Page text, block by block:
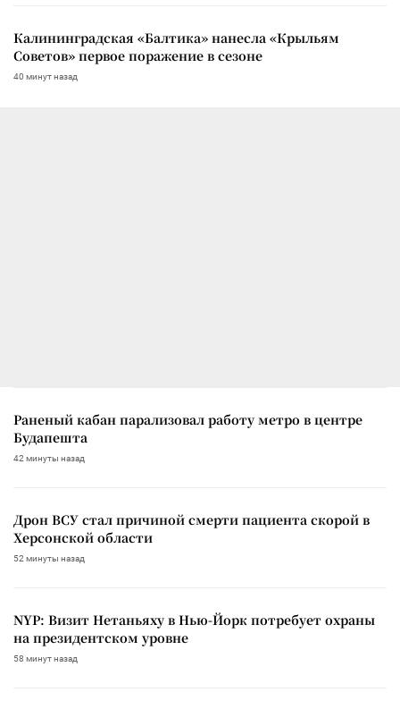
Калининградская «Балтика» нанесла «Крыльям
Советов» первое поражение в сезоне
40 минут назад
Раненый кабан парализовал работу метро в центре
Будапешта
42 минуты назад
Дрон ВСУ стал причиной смерти пациента скорой в
Херсонской области
52 минуты назад
NYP: Визит Нетаньяху в Нью-Йорк потребует охраны
на президентском уровне
58 минут назад